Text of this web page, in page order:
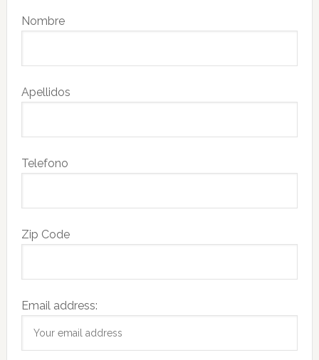
Nombre
Apellidos
Telefono
Zip Code
Email address: